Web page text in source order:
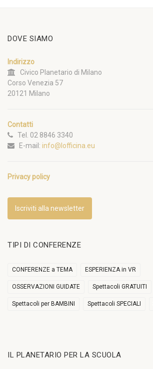
DOVE SIAMO
Indirizzo
Civico Planetario di Milano
Corso Venezia 57
20121 Milano
Contatti
Tel. 02 8846 3340
E-mail: info@lofficina.eu
Privacy policy
Iscriviti alla newsletter
TIPI DI CONFERENZE
CONFERENZE a TEMA ESPERIENZA in VR
OSSERVAZIONI GUIDATE Spettacoli GRATUITI
Spettacoli per BAMBINI Spettacoli SPECIALI
IL PLANETARIO PER LA SCUOLA